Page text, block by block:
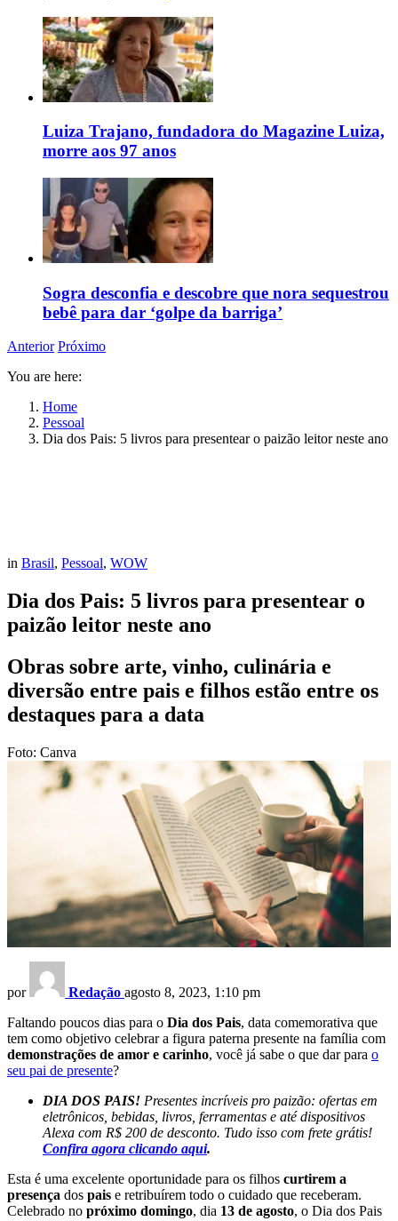
Luiza Trajano, fundadora do Magazine Luiza,
morre aos 97 anos
Sogra desconfia e descobre que nora sequestrou
bebê para dar ‘golpe da barriga’
Anterior Próximo
You are here:
Home
Pessoal
Dia dos Pais: 5 livros para presentear o paizão leitor neste ano
in Brasil, Pessoal, WOW
Dia dos Pais: 5 livros para presentear o
paizão leitor neste ano
Obras sobre arte, vinho, culinária e
diversão entre pais e filhos estão entre os
destaques para a data
Foto: Canva
por Redação agosto 8, 2023, 1:10 pm
Faltando poucos dias para o Dia dos Pais, data comemorativa que
tem como objetivo celebrar a figura paterna presente na família com
demonstrações de amor e carinho, você já sabe o que dar para o
seu pai de presente?
DIA DOS PAIS! Presentes incríveis pro paizão: ofertas em
eletrônicos, bebidas, livros, ferramentas e até dispositivos
Alexa com R$ 200 de desconto. Tudo isso com frete grátis!
Confira agora clicando aqui.
Esta é uma excelente oportunidade para os filhos curtirem a
presença dos pais e retribuírem todo o cuidado que receberam.
Celebrado no próximo domingo, dia 13 de agosto, o Dia dos Pais